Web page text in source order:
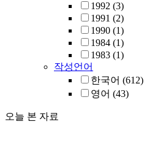
1992 (3)
1991 (2)
1990 (1)
1984 (1)
1983 (1)
작성언어
한국어 (612)
영어 (43)
오늘 본 자료